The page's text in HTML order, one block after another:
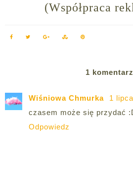
(Współpraca
1
Wiśniowa Chmurka
1
czasem może się przydać
Odpowiedz